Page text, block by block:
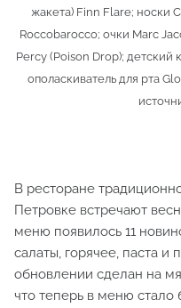
жакета) Finn Flare; носки
Roccobarocco; очки Marc
Percy (Poison Drop); детский
ополаскиватель для рта
В ресторане
Петровке встречают
меню появилось 11
салаты, горячее, паста и
обновлении сделан на
что теперь в меню